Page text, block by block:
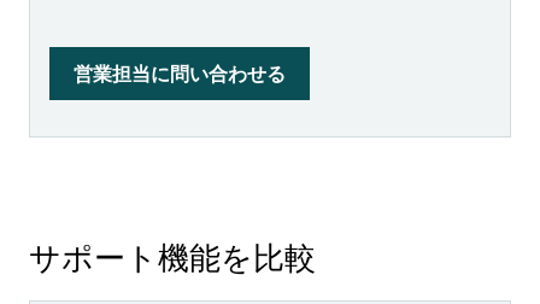
営業担当に問い合わせる
サポート機能を比較